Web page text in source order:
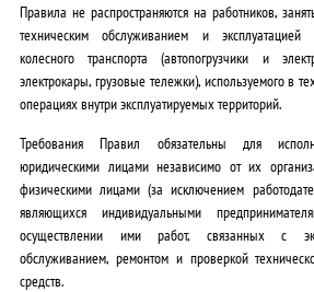
Правила не распространяются на работников,
техническим обслуживанием и эксплуатацией
колесного транспорта (автопогрузчики и
электрокары, грузовые тележки), используемого в
операциях внутри эксплуатируемых территорий.
Требования Правил обязательны для
юридическими лицами независимо от их
физическими лицами (за исключением
являющихся индивидуальными
осуществлении ими работ, связанных с
обслуживанием, ремонтом и проверкой
средств.